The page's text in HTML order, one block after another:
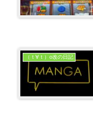
（ｔ∀ｔ）o改の日記